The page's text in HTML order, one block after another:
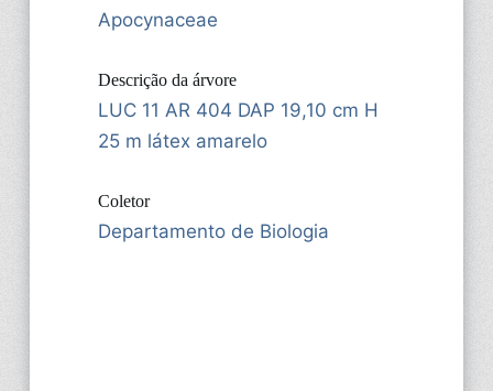
Apocynaceae
Descrição da árvore
LUC 11 AR 404 DAP 19,10 cm H
25 m látex amarelo
Coletor
Departamento de Biologia